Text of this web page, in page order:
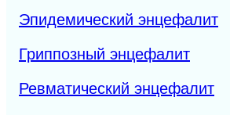
Эпидемический энцефалит
Гриппозный энцефалит
Ревматический энцефалит